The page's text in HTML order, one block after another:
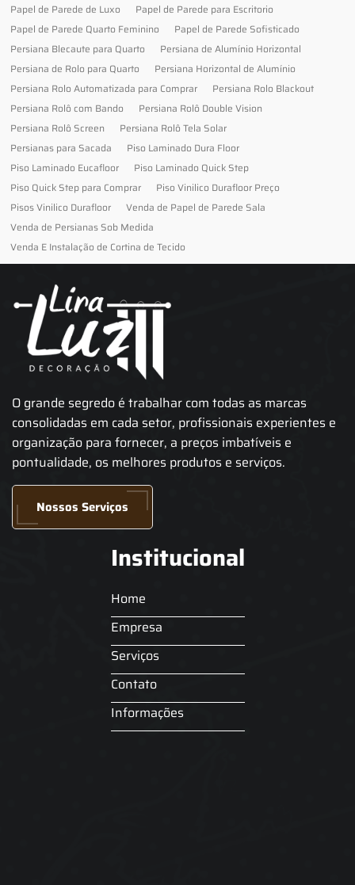
Papel de Parede de Luxo
Papel de Parede para Escritorio
Papel de Parede Quarto Feminino
Papel de Parede Sofisticado
Persiana Blecaute para Quarto
Persiana de Alumínio Horizontal
Persiana de Rolo para Quarto
Persiana Horizontal de Alumínio
Persiana Rolo Automatizada para Comprar
Persiana Rolo Blackout
Persiana Rolô com Bando
Persiana Rolô Double Vision
Persiana Rolô Screen
Persiana Rolô Tela Solar
Persianas para Sacada
Piso Laminado Dura Floor
Piso Laminado Eucafloor
Piso Laminado Quick Step
Piso Quick Step para Comprar
Piso Vinilico Durafloor Preço
Pisos Vinilico Durafloor
Venda de Papel de Parede Sala
Venda de Persianas Sob Medida
Venda E Instalação de Cortina de Tecido
O grande segredo é trabalhar com todas as marcas
consolidadas em cada setor, profissionais experientes e
organização para fornecer, a preços imbatíveis e
pontualidade, os melhores produtos e serviços.
Nossos Serviços
Institucional
Home
Empresa
Serviços
Contato
Informações